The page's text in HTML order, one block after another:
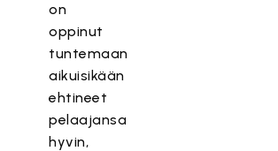
on
oppinut
tuntemaan
aikuisikään
ehtineet
pelaajansa
hyvin,